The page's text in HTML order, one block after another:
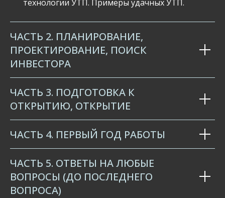
технологии УТП. Примеры удачных УТП.
ЧАСТЬ 2. ПЛАНИРОВАНИЕ,
ПРОЕКТИРОВАНИЕ, ПОИСК
ИНВЕСТОРА
ЧАСТЬ 3. ПОДГОТОВКА К
ОТКРЫТИЮ, ОТКРЫТИЕ
ЧАСТЬ 4. ПЕРВЫЙ ГОД РАБОТЫ
ЧАСТЬ 5. ОТВЕТЫ НА ЛЮБЫЕ
ВОПРОСЫ (ДО ПОСЛЕДНЕГО
ВОПРОСА)